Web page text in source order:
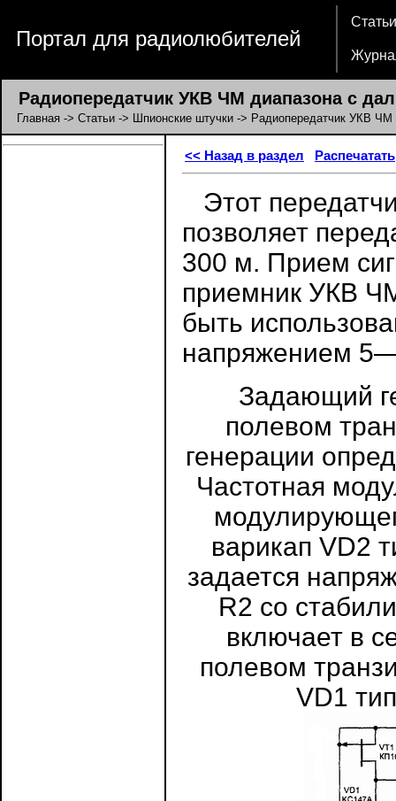
Портал для радиолюбителей
Статьи
Радиопередатчик УКВ ЧМ диапазона с
Главная -> Статьи -> Шпионские штучки -> Радиопередатчик УКВ ЧМ
<< Назад в раздел Распечатать
Этот
позволяет
300 м. Прием
приемник УКВ
быть
напряжением
Задающий
полевом
генерации
Частотная
варикап VD2
задается
R2 со
включает в
полевом
VD1